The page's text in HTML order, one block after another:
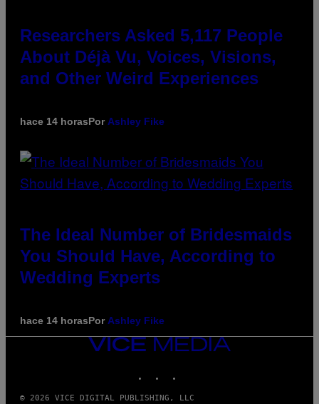
Researchers Asked 5,117 People
About Déjà Vu, Voices, Visions,
and Other Weird Experiences
hace 14 horasPorAshley Fike
The Ideal Number of Bridesmaids
You Should Have, According to
Wedding Experts
hace 14 horasPorAshley Fike
VICE
© 2026 VICE DIGITAL PUBLISHING, LLC